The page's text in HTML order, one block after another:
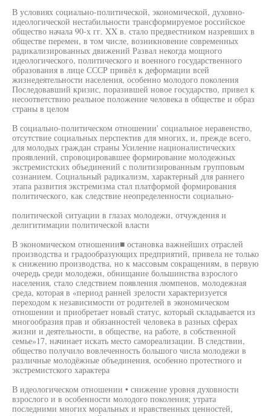
В условиях социально-политической, экономической, духовно-
идеологической нестабильности трансформируемое российское
общество начала 90-х гг. XX в. стало предвестником назревших в
обществе перемен, в том числе, возникновение современных
радикализированных движений Развал некогда мощного
идеологического, политического и военного государственного
образования в лице СССР привёл к деформации всей
жизнедеятельности населения, особенно молодого поколения
Последовавший кризис, поразившей новое государство, привел к
несоответствию реальное положение человека в обществе и образ
страны в целом
В социально-политическом отношении' социальное неравенство,
отсутствие социальных перспектив для многих, и, прежде всего,
для молодых граждан страны Усиление националистических
проявлений, спровоцировавшее формирование молодежных
экстремистских объединений с политизированным групповым
сознанием. Социальный радикализм, характерный для раннего
этапа развития экстремизма стал платформой формирования
политического, как следствие неопределенности социально-
политической ситуации в глазах молодежи, отчуждения и
делигитимации политической власти
В экономическом отношении■ остановка важнейших отраслей
производства и градообразующих предприятий, привела не только
к снижению производства, но к массовым сокращениям, в первую
очередь среди молодежи, обнищание большинства взрослого
населения, стало следствием появления люмпенов, молодежная
среда, которая в «период ранней зрелости характеризуется
переходом к независимости от родителей в экономическом
отношении и приобретает новый статус, который складывается из
многообразия прав и обязанностей человека в разных сферах
жизни и деятельности, в обществе, на работе, в собственной
семье»17, начинает искать место самореализации. В следствии,
общество получило вовлеченность большого числа молодежи в
различные молодёжные объединения, особенно протестного и
экстремистского характера
В идеологическом отношении • снижение уровня духовности
взрослого и в особенности молодого поколения; утрата
последними многих моральных и нравственных ценностей,